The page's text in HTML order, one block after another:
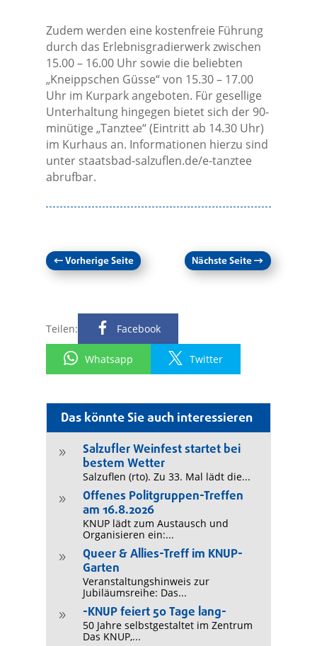
Das könnte Sie auch interessieren
9
Salzufler Weinfest startet bei
bestem Wetter
Salzuflen (rto). Zu 33. Mal lädt die...
9
Offenes Politgruppen-Treffen
am 16.8.2026
KNUP lädt zum Austausch und
Organisieren ein:...
9
Queer & Allies-Treff im KNUP-
Garten
Veranstaltungshinweis zur
Jubiläumsreihe: Das...
9 -KNUP feiert 50 Tage lang-
50 Jahre selbstgestaltet im Zentrum
Das KNUP,...
Zudem werden eine kostenfreie Führung
durch das Erlebnisgradierwerk zwischen
15.00 – 16.00 Uhr sowie die beliebten
„Kneippschen Güsse“ von 15.30 – 17.00
Uhr im Kurpark angeboten. Für gesellige
Unterhaltung hingegen bietet sich der 90-
minütige „Tanztee“ (Eintritt ab 14.30 Uhr)
im Kurhaus an. Informationen hierzu sind
unter staatsbad-salzuflen.de/e-tanztee
abrufbar.
←Vorherige Seite Nächste Seite→
Teilen: Facebook
Whatsapp Twitter